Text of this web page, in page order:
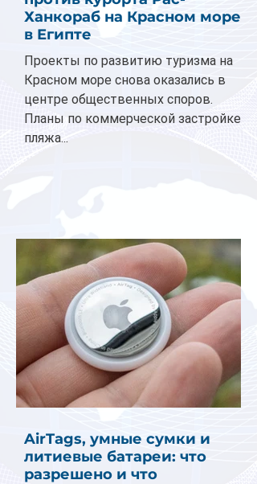
Ханкораб на Красном море
в Египте
Проекты по развитию туризма на
Красном море снова оказались в
центре общественных споров.
Планы по коммерческой застройке
пляжа...
AirTags, умные сумки и
литиевые батареи: что
разрешено и что